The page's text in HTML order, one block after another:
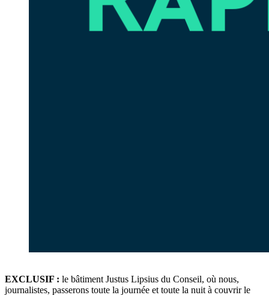
EXCLUSIF : le bâtiment Justus Lipsius du Conseil, où nous,
journalistes, passerons toute la journée et toute la nuit à couvrir le